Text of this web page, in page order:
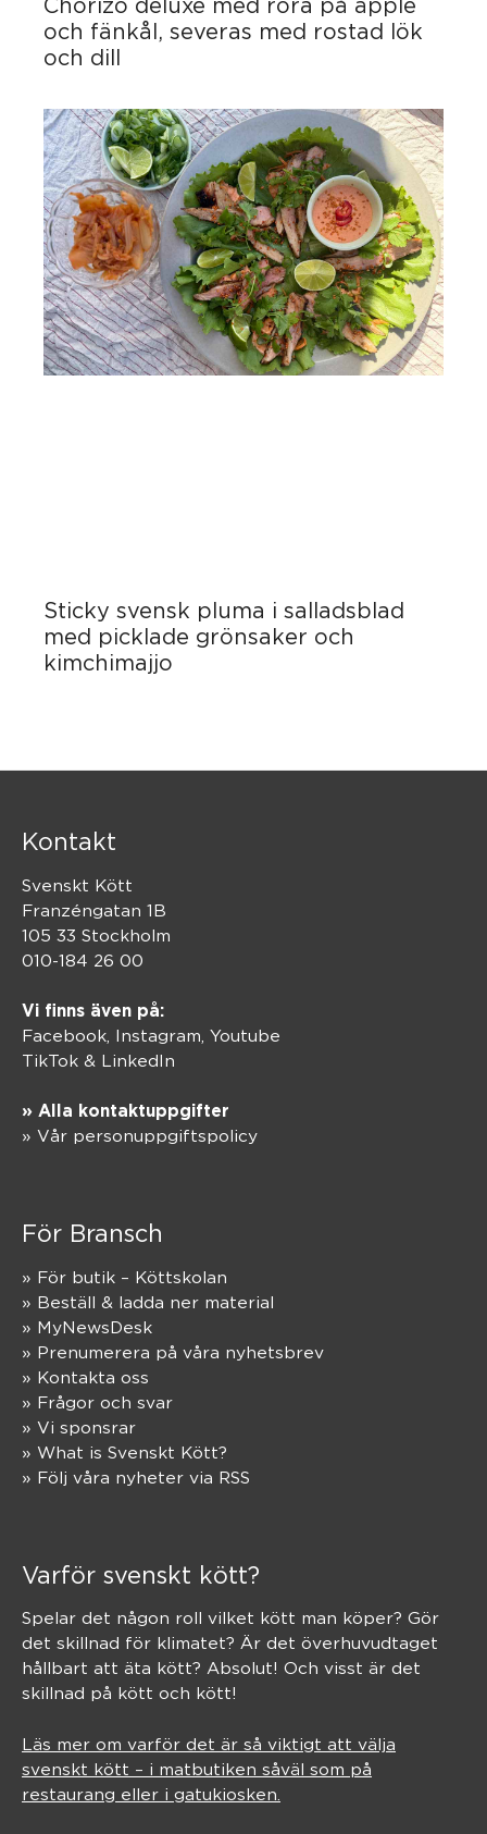
och fänkål, severas med rostad lök
och dill
Sticky svensk pluma i salladsblad
med picklade grönsaker och
kimchimajjo
Kontakt
Svenskt Kött
Franzéngatan 1B
105 33 Stockholm
010-184 26 00
Vi finns även på:
Facebook, Instagram Youtube
TikTok & LinkedIn
» Alla kontaktuppgifter
» Vår personuppgiftspolicy
För Bransch
» För butik – Köttskolan
» Beställ & ladda ner material
» MyNewsDesk
» Prenumerera på våra nyhetsbrev
» Kontakta oss
» Frågor och svar
» Vi sponsrar
» What is Svenskt Kött?
» Följ våra nyheter via RSS
Varför svenskt kött?
Spelar det någon roll vilket kött man köper? Gör
det skillnad för klimatet? Är det överhuvudtaget
hållbart att äta kött? Absolut! Och visst är det
skillnad på kött och kött!
Läs mer om varför det är så viktigt att välja
svenskt kött – i matbutiken såväl som på
restaurang eller i gatukiosken.